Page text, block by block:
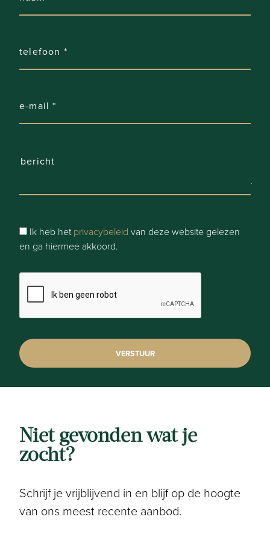
Met een vleugje persoonlijke inbreng kunt u deze
Wilt u meer ontdekken? Plan een bezoek via www.j-
uw nieuwe thuis van!
Ik heb hetprivacybeleid van deze website gelezen
en ga hiermee akkoord.
Niet gevonden wat je
zocht?
Schrijf je vrijblijvend in en blijf op de hoogte
van ons meest recente aanbod.